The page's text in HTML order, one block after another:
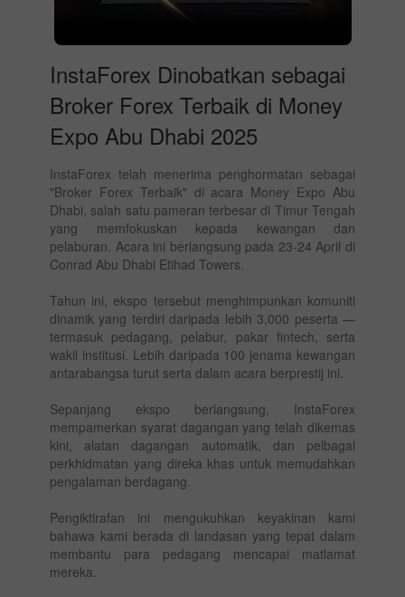
InstaForex Dinobatkan sebagai
Broker Forex Terbaik di Money
Expo Abu Dhabi 2025
InstaForex telah menerima penghormatan sebagai
"Broker Forex Terbaik" di acara Money Expo Abu
Dhabi, salah satu pameran terbesar di Timur Tengah
yang memfokuskan kepada kewangan dan
pelaburan. Acara ini berlangsung pada 23-24 April di
Conrad Abu Dhabi Etihad Towers.
Tahun ini, ekspo tersebut menghimpunkan komuniti
dinamik yang terdiri daripada lebih 3,000 peserta —
termasuk pedagang, pelabur, pakar fintech, serta
wakil institusi. Lebih daripada 100 jenama kewangan
antarabangsa turut serta dalam acara berprestij ini.
Sepanjang ekspo berlangsung, InstaForex
mempamerkan syarat dagangan yang telah dikemas
kini, alatan dagangan automatik, dan pelbagai
perkhidmatan yang direka khas untuk memudahkan
pengalaman berdagang.
Pengiktirafan ini mengukuhkan keyakinan kami
bahawa kami berada di landasan yang tepat dalam
membantu para pedagang mencapai matlamat
mereka.